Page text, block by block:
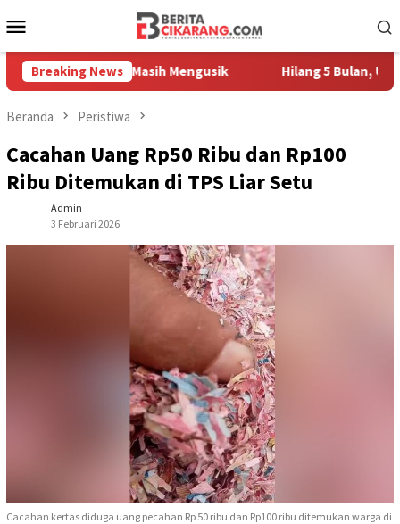
ke
Mobile
Breaking News
Pedagang Masih Mengusik Hilang 5 Bulan, Ustadz
Beranda Peristiwa
Cacahan Uang Rp50 Ribu dan Rp100
Ribu Ditemukan di TPS Liar Setu
Admin
3 Februari 2026
Cacahan kertas diduga uang pecahan Rp 50 ribu dan Rp100 ribu ditemukan warga di